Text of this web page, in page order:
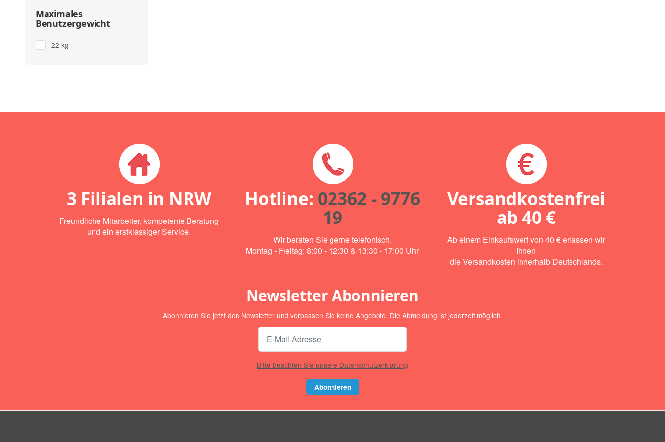
Maximales
Benutzergewicht
22 kg
3 Filialen in NRW
Freundliche Mitarbeiter, kompetente Beratung
und ein erstklassiger Service.
Hotline: 02362 - 9776
19
Wir beraten Sie gerne telefonisch.
Montag - Freitag: 8:00 - 12:30 & 13:30 - 17:00 Uhr
Versandkostenfrei
ab 40 €
Ab einem Einkaufswert von 40 € erlassen wir
Ihnen
die Versandkosten innerhalb Deutschlands.
Newsletter Abonnieren
Abonnieren Sie jetzt den Newsletter und verpassen Sie keine Angebote. Die Abmeldung ist jederzeit möglich.
Bitte beachten Sie unsere Datenschutzerklärung
Abonnieren